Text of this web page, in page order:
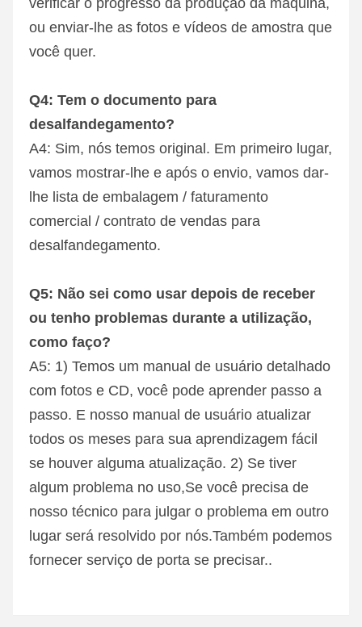
verificar o progresso da produção da máquina,
ou enviar-lhe as fotos e vídeos de amostra que
você quer.
Q4: Tem o documento para
desalfandegamento?
A4: Sim, nós temos original. Em primeiro lugar,
vamos mostrar-lhe e após o envio, vamos dar-
lhe lista de embalagem / faturamento
comercial / contrato de vendas para
desalfandegamento.
Q5: Não sei como usar depois de receber
ou tenho problemas durante a utilização,
como faço?
A5: 1) Temos um manual de usuário detalhado
com fotos e CD, você pode aprender passo a
passo. E nosso manual de usuário atualizar
todos os meses para sua aprendizagem fácil
se houver alguma atualização. 2) Se tiver
algum problema no uso,Se você precisa de
nosso técnico para julgar o problema em outro
lugar será resolvido por nós.Também podemos
fornecer serviço de porta se precisar..